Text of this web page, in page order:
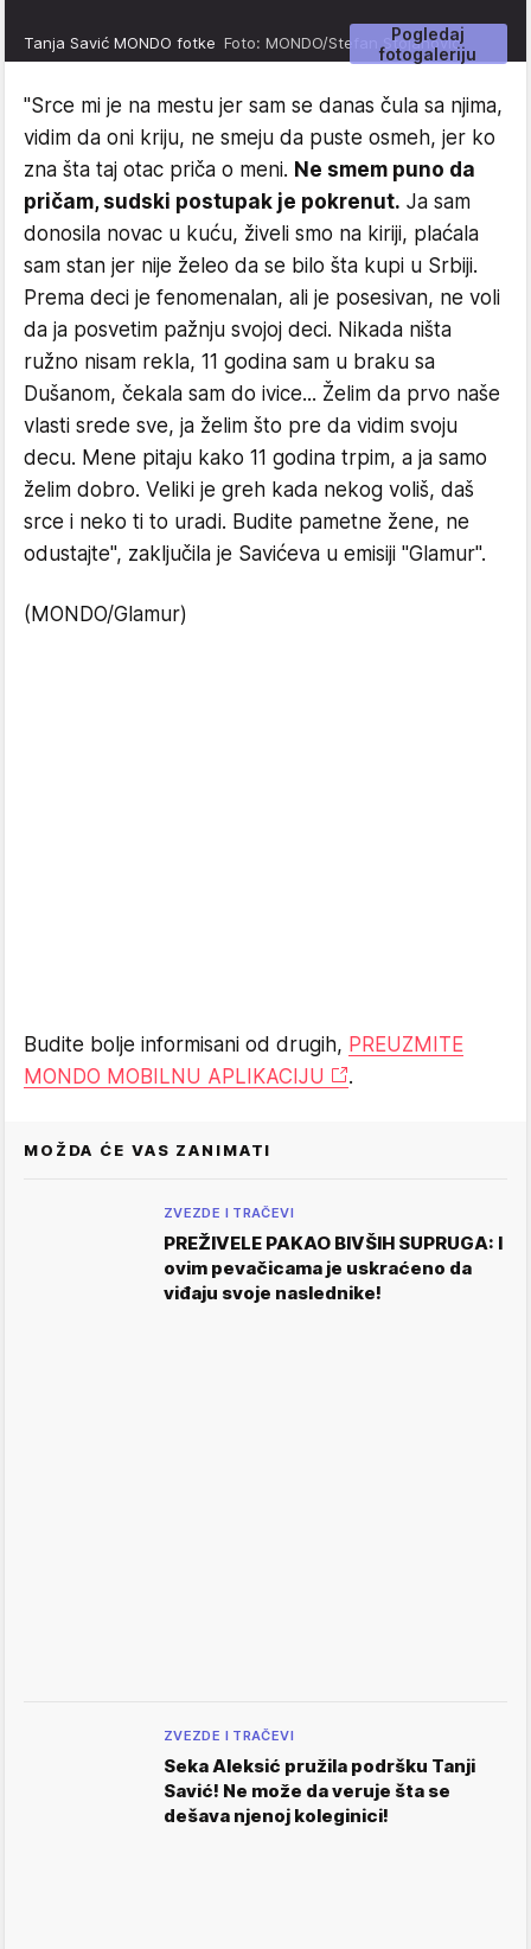
Pogledaj
fotogaleriju
Tanja Savić MONDO fotke Foto: MONDO/Stefan Stojanović
"Srce mi je na mestu jer sam se danas čula sa njima,
vidim da oni kriju, ne smeju da puste osmeh, jer ko
zna šta taj otac priča o meni. Ne smem puno da
pričam, sudski postupak je pokrenut. Ja sam
donosila novac u kuću, živeli smo na kiriji, plaćala
sam stan jer nije želeo da se bilo šta kupi u Srbiji.
Prema deci je fenomenalan, ali je posesivan, ne voli
da ja posvetim pažnju svojoj deci. Nikada ništa
ružno nisam rekla, 11 godina sam u braku sa
Dušanom, čekala sam do ivice... Želim da prvo naše
vlasti srede sve, ja želim što pre da vidim svoju
decu. Mene pitaju kako 11 godina trpim, a ja samo
želim dobro. Veliki je greh kada nekog voliš, daš
srce i neko ti to uradi. Budite pametne žene, ne
odustajte", zaključila je Savićeva u emisiji "Glamur".
(MONDO/Glamur)
Budite bolje informisani od drugih, PREUZMITE
MONDO MOBILNU APLIKACIJU
.
MOŽDA ĆE VAS ZANIMATI
ZVEZDE I TRAČEVI
PREŽIVELE PAKAO BIVŠIH SUPRUGA: I
ovim pevačicama je uskraćeno da
viđaju svoje naslednike!
ZVEZDE I TRAČEVI
Seka Aleksić pružila podršku Tanji
Savić! Ne može da veruje šta se
dešava njenoj koleginici!